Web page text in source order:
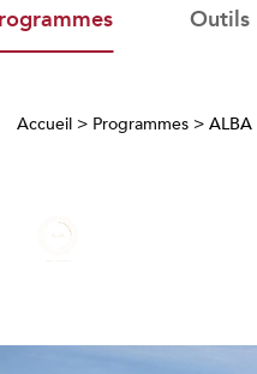
Outils
Accueil > Programmes > ALBA